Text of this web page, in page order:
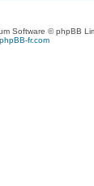
Software © phpBB
phpBB-fr.com